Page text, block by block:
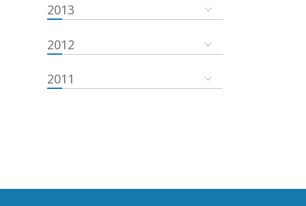
2013
2012
2011